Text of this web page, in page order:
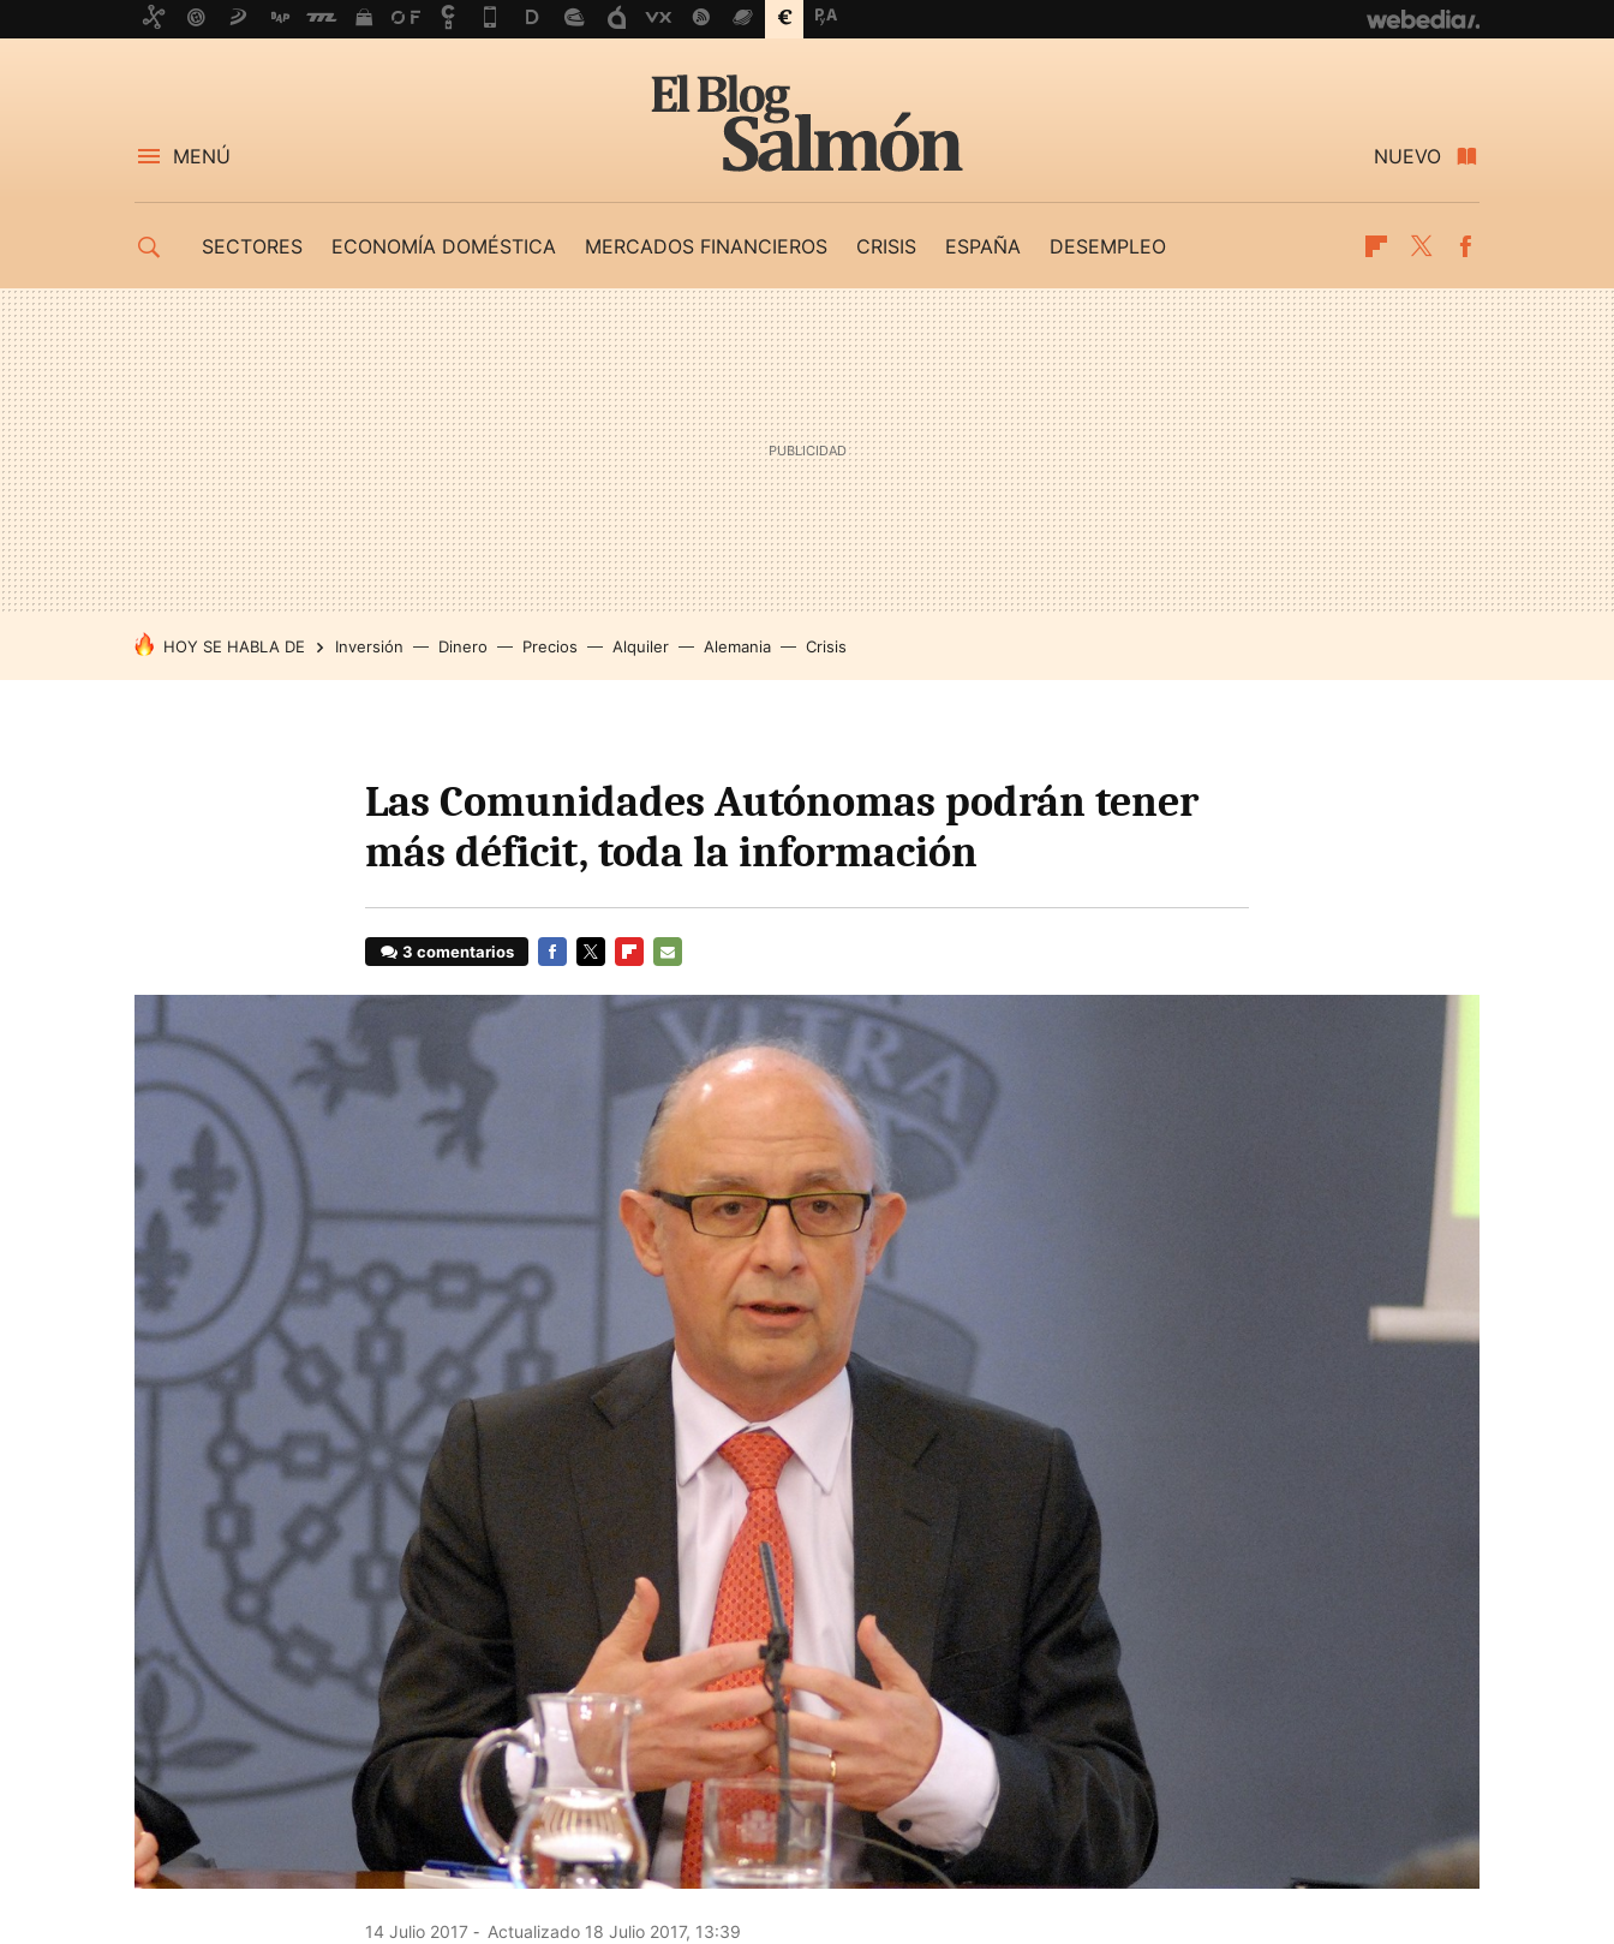
MENÚ NUEVO
SECTORES ECONOMÍA DOMÉSTICA MERCADOS FINANCIEROS CRISIS ESPAÑA DESEMPLEO Flipboard
Twitter
HOY SE HABLA DE Inversión Dinero Precios Alquiler Alemania Crisis
Las Comunidades Autónomas podrán tener
más déficit, toda la información
3 comentarios
MAIL
14 Julio 2017 Actualizado 18 Julio 2017, 13:39